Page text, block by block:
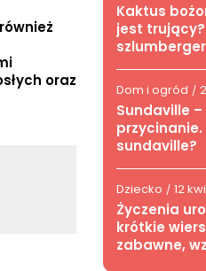
oraz
Kaktus
jest
Dom i ogród /
Sundaville
sundaville?
Dziecko / 12
Życzenia
krótkie
zabawne,